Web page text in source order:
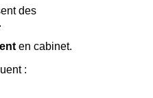
des
en cabinet.
: